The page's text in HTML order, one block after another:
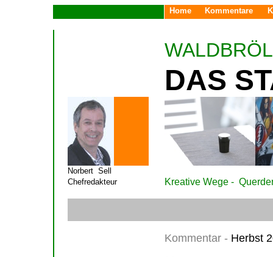
Home Kommentare
WALDBRÖL
DAS
Norbert Sell
Chefredakteur
Kreative Wege -
Kommentar - Herbst